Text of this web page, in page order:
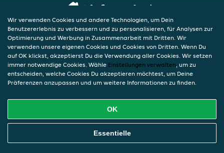
Wir verwenden Cookies und andere Technologien, um Dein
Benutzererlebnis zu verbessern und zu personalisieren, für Analysen zur
Optimierung und Werbung in Zusammenarbeit mit Dritten. Wir
verwenden unsere eigenen Cookies und Cookies von Dritten. Wenn Du
auf OK klickst, akzeptierst Du die Verwendung aller Cookies. Wir setzen
immer notwendige Cookies. Wähle Einstellungen verwalten, um zu
entscheiden, welche Cookies Du akzeptieren möchtest, um Deine
Präferenzen anzupassen und um weitere Informationen zu finden.
OK
Essentielle